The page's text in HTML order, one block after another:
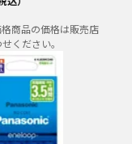
商品の価格は販売店
ください。